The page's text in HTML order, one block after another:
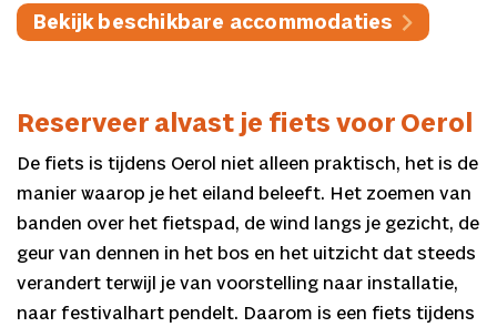
Bekijk beschikbare accommodaties
Reserveer alvast je fiets voor Oerol
De fiets is tijdens Oerol niet alleen praktisch, het is de
manier waarop je het eiland beleeft. Het zoemen van
banden over het fietspad, de wind langs je gezicht, de
geur van dennen in het bos en het uitzicht dat steeds
verandert terwijl je van voorstelling naar installatie,
naar festivalhart pendelt. Daarom is een fiets tijdens